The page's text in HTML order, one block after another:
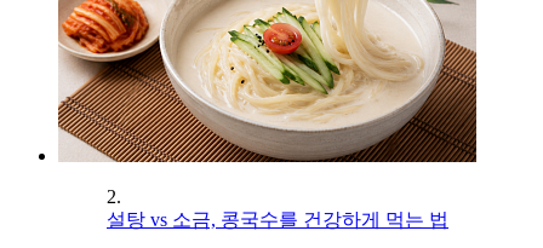
2.
설탕 vs 소금, 콩국수를 건강하게 먹는 법